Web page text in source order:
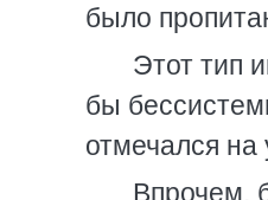
было
Этот тип
бы
отмечался
Впрочем,